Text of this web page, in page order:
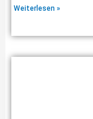
Weiterlesen »